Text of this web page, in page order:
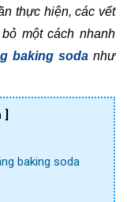
thực hiện, các vết
một cách nhanh
baking sodanhư
]
baking soda